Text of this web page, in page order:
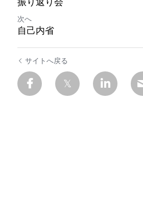
次へ
自己内省
サイトへ戻る